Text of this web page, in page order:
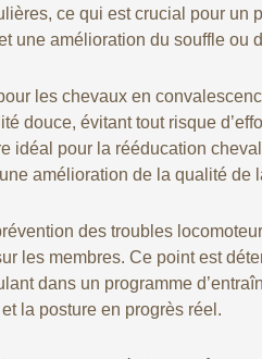
ce qui est crucial pour un
une amélioration du souffle ou
les chevaux en
douce, évitant tout risque
pour la rééducation
amélioration de la qualité de
des troubles
les membres. Ce point est
dans un programme
la posture en progrès réel.